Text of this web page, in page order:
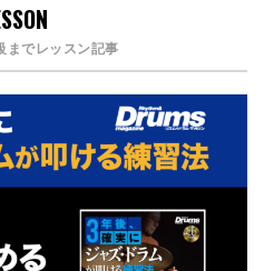
までレッスン記事